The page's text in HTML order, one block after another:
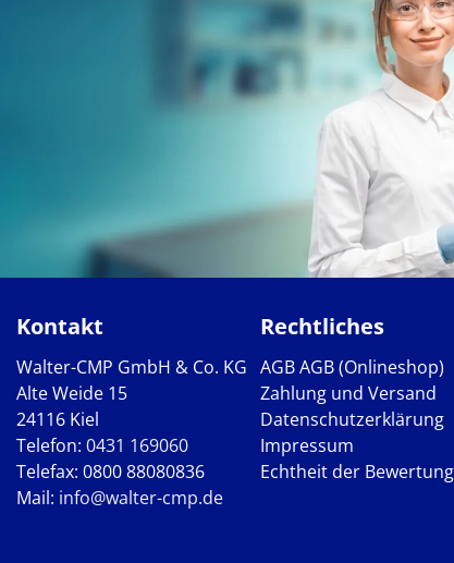
Kontakt
Walter-CMP GmbH & Co. KG
Alte Weide 15
24116 Kiel
Telefon: 0431 169060
Telefax: 0800 88080836
Mail: info@walter-cmp.de
Rechtliches
AGBAGB (Onlineshop)
Zahlung und Versand
Datenschutzerklärung
Impressum
Echtheit der